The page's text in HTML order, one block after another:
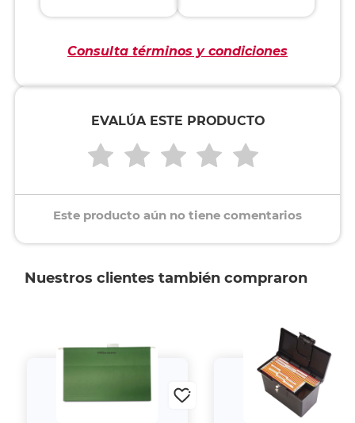
Consulta términos y condiciones
EVALÚA ESTE PRODUCTO
Este producto aún no tiene comentarios
Nuestros clientes también compraron